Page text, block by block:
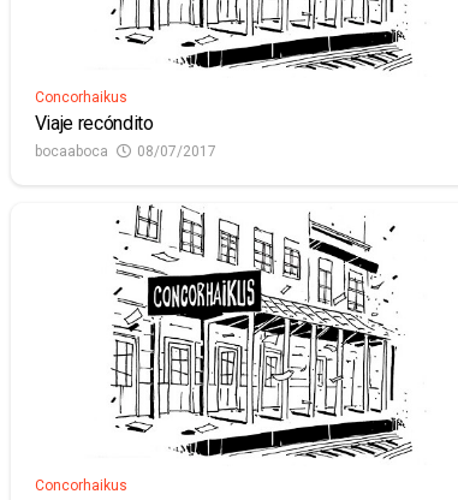
Concorhaikus
Viaje recóndito
bocaaboca 08/07/2017
Concorhaikus